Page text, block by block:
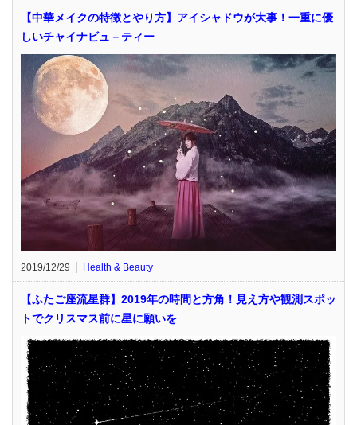
【中華メイクの特徴とやり方】アイシャドウが大事！一重に優
しいチャイナビュ－ティー
2019/12/29 Health & Beauty
【ふたご座流星群】2019年の時間と方角！見え方や観測スポッ
トでクリスマス前に星に願いを